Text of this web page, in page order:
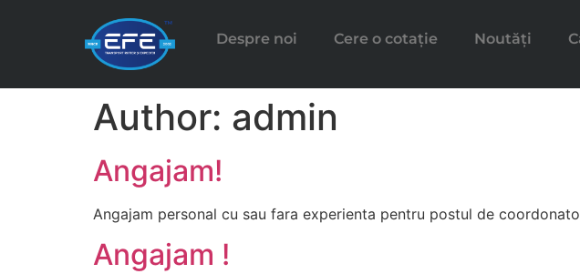
Despre noi Cere o cotație Noutăți
Author: admin
Angajam!
Angajam personal cu sau fara experienta pentru postul de
Angajam !